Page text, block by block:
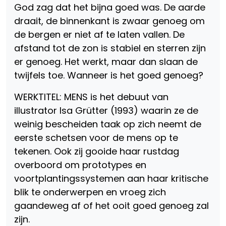
God zag dat het bijna goed was. De aarde
draait, de binnenkant is zwaar genoeg om
de bergen er niet af te laten vallen. De
afstand tot de zon is stabiel en sterren zijn
er genoeg. Het werkt, maar dan slaan de
twijfels toe. Wanneer is het goed genoeg?
WERKTITEL: MENS is het debuut van
illustrator Isa Grütter (1993) waarin ze de
weinig bescheiden taak op zich neemt de
eerste schetsen voor de mens op te
tekenen. Ook zij gooide haar rustdag
overboord om prototypes en
voortplantingssystemen aan haar kritische
blik te onderwerpen en vroeg zich
gaandeweg af of het ooit goed genoeg zal
zijn.